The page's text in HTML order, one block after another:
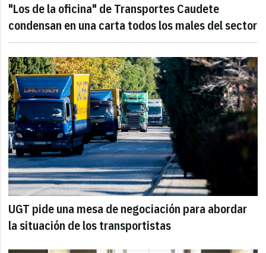
"Los de la oficina" de Transportes Caudete
condensan en una carta todos los males del sector
UGT pide una mesa de negociación para abordar
la situación de los transportistas